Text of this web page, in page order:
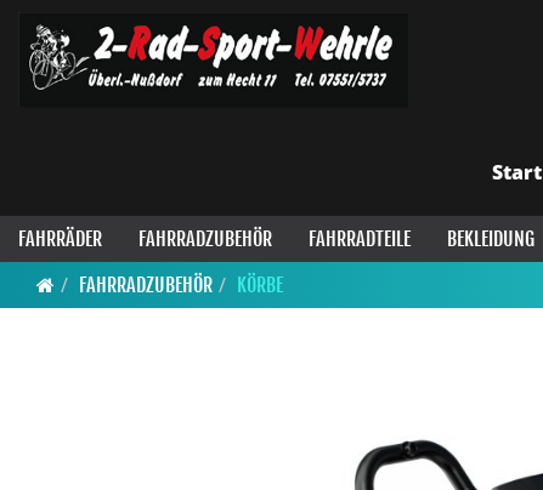
Start
FAHRRÄDER FAHRRADZUBEHÖR FAHRRADTEILE BEKLEIDUNG
FAHRRADZUBEHÖR
KÖRBE